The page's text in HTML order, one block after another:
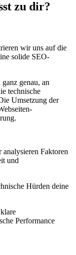
zu dir?
wir uns auf die
solide SEO-
genau, an
technische
Umsetzung der
analysieren Faktoren
und
Hürden deine
Performance